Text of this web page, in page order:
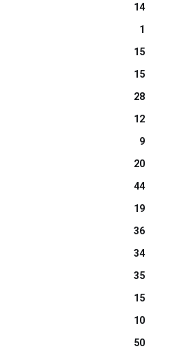
14
1
15
15
28
12
9
20
44
19
36
34
35
15
10
50